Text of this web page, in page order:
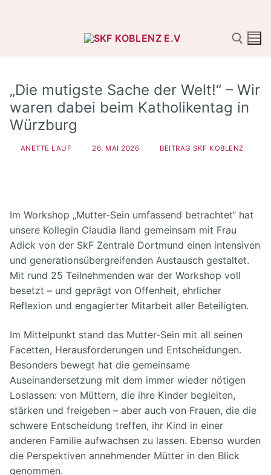
Suchen nach:
„Die mutigste Sache der Welt!“ – Wir
waren dabei beim Katholikentag in
Würzburg
ANETTE LAUF 26. MAI 2026 BEITRAG SKF KOBLENZ
Im Workshop „Mutter-Sein umfassend betrachtet“ hat
unsere Kollegin Claudia Iland gemeinsam mit Frau
Adick von der SkF Zentrale Dortmund einen intensiven
und generationsübergreifenden Austausch gestaltet.
Mit rund 25 Teilnehmenden war der Workshop voll
besetzt – und geprägt von Offenheit, ehrlicher
Reflexion und engagierter Mitarbeit aller Beteiligten.
Im Mittelpunkt stand das Mutter-Sein mit all seinen
Facetten, Herausforderungen und Entscheidungen.
Besonders bewegt hat die gemeinsame
Auseinandersetzung mit dem immer wieder nötigen
Loslassen: von Müttern, die ihre Kinder begleiten,
stärken und freigeben – aber auch von Frauen, die die
schwere Entscheidung treffen, ihr Kind in einer
anderen Familie aufwachsen zu lassen. Ebenso wurden
die Perspektiven annehmender Mütter in den Blick
genommen.